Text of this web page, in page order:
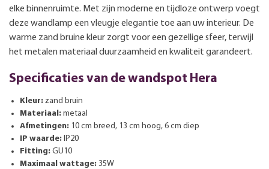
elke binnenruimte. Met zijn moderne en tijdloze ontwerp voegt
deze wandlamp een vleugje elegantie toe aan uw interieur. De
warme zand bruine kleur zorgt voor een gezellige sfeer, terwijl
het metalen materiaal duurzaamheid en kwaliteit garandeert.
Specificaties van de wandspot Hera
Kleur: zand bruin
Materiaal: metaal
Afmetingen: 10 cm breed, 13 cm hoog, 6 cm diep
IP waarde: IP20
Fitting: GU10
Maximaal wattage: 35W